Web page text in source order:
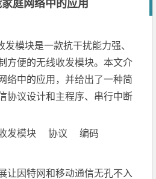
庭网络中的应用
发模块是一款抗干扰能力强、
方便的无线收发模块。本文介
络中的应用，并给出了一种简
协议设计和主程序、串行中断
发模块 协议 编码
因特网和移动通信无孔不入